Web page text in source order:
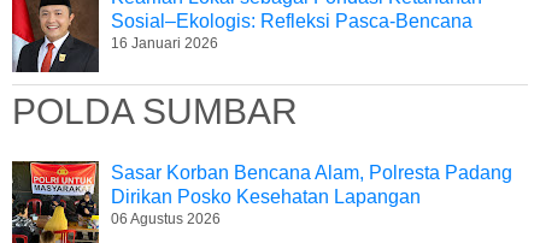
Sosial–Ekologis: Refleksi Pasca-Bencana
16 Januari 2026
POLDA SUMBAR
Sasar Korban Bencana Alam, Polresta Padang
Dirikan Posko Kesehatan Lapangan
06 Agustus 2026